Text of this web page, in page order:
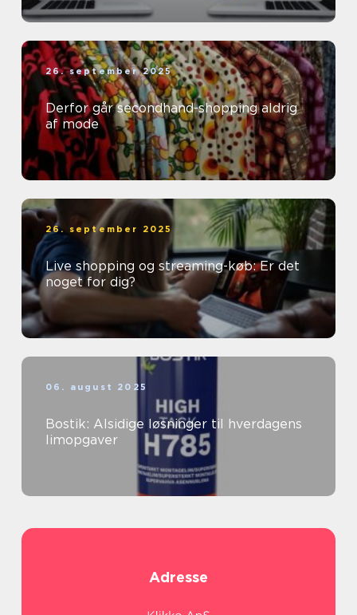
26. september 2025
Derfor går secondhand-shopping aldrig
af mode
26. september 2025
Live shopping og streaming-køb: Er det
noget for dig?
06. august 2025
Bostik: Alsidige løsninger til hverdagens
limopgaver
Adresse